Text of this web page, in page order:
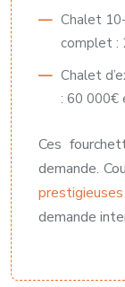
Chalet
complet :
Chalet
: 60 000€
Ces
demande.
demande